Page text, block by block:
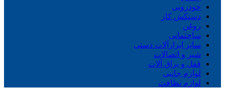
خودرویی
دستکش کار
روغن
ساختمانی
سایز ابزارآلات دستی
شیر و اتصالات
قفل و یراق آلات
لوازم جانبی
لوازم نظافت